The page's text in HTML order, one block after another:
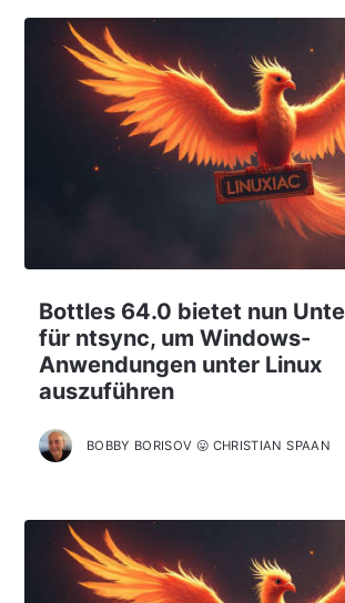
Bottles 64.0 bietet nun
für ntsync, um Windows-
Anwendungen unter Linux
auszuführen
BOBBY BORISOV 😛 CHRISTIAN SPAAN